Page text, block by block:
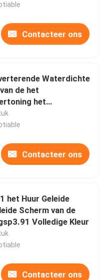
Contacteer ons
Waterdichte
de het
het
250*250mm
Contacteer ons
het Huur Geleide
Scherm van de
Volledige Kleur
Contacteer ons